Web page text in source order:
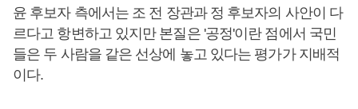
윤 후보자 측에서는 조 전 장관과 정 후보자의 사안이 다
르다고 항변하고 있지만 본질은 '공정'이란 점에서 국민
들은 두 사람을 같은 선상에 놓고 있다는 평가가 지배적
이다.